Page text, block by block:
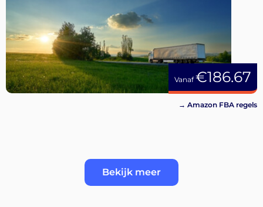
Vanaf€186.67
→ Amazon FBA regels
Bekijk meer